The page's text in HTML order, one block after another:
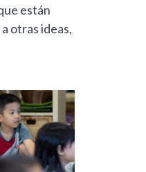
están
otras ideas,